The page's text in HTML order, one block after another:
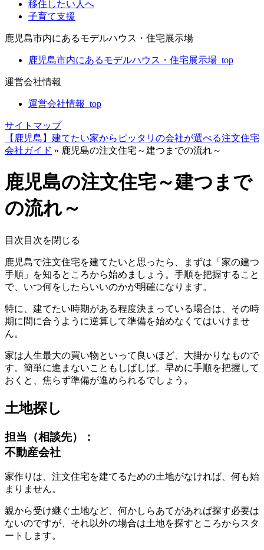
移住したい人へ
子育て支援
鹿児島市内にあるモデルハウス・住宅展示場
鹿児島市内にあるモデルハウス・住宅展示場_top
運営会社情報
運営会社情報_top
サイトマップ
【鹿児島】建てたい家からピッタリの会社が選べる注文住宅
会社ガイド » 鹿児島の注文住宅～建つまでの流れ～
鹿児島の注文住宅～建つまで
の流れ～
目次 目次を閉じる
鹿児島で注文住宅を建てたいと思ったら、
まずは「家の建つ
手順」を知るところから始めましょう 。手順を把握すること
で、いつ何をしたらいいのかが明確になります。
特に、建てたい時期がある程度決まっている場合は、その時
期に間に合うように逆算して準備を始めなくてはいけませ
ん。
家は人生最大の買い物といって良いほど、大掛かりなもので
す。簡単に進まないこともしばしば。早めに手順を把握して
おくと、焦らず準備が進められるでしょう。
土地探し
担当（相談先）：
不動産会社
家作りは、注文住宅を建てるための土地がなければ、何も始
まりません。
親から受け継ぐ土地など、何かしらあてがあれば探す必要は
ないのですが、それ以外の場合は土地を探すところからスタ
ートします。